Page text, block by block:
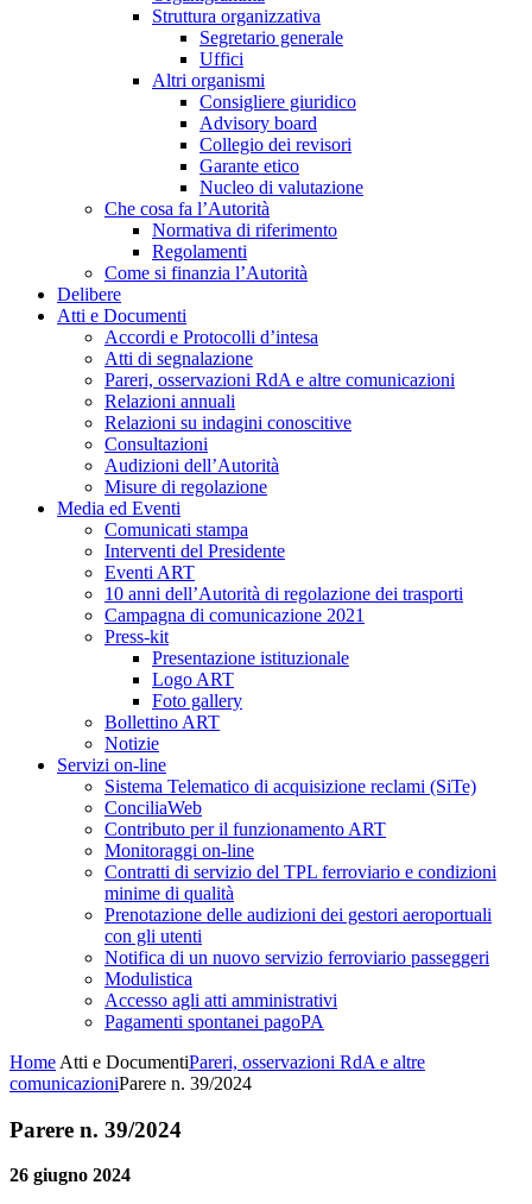
Struttura organizzativa
Segretario generale
Uffici
Altri organismi
Consigliere giuridico
Advisory board
Collegio dei revisori
Garante etico
Nucleo di valutazione
Che cosa fa l’Autorità
Normativa di riferimento
Regolamenti
Come si finanzia l’Autorità
Delibere
Atti e Documenti
Accordi e Protocolli d’intesa
Atti di segnalazione
Pareri, osservazioni RdA e altre comunicazioni
Relazioni annuali
Relazioni su indagini conoscitive
Consultazioni
Audizioni dell’Autorità
Misure di regolazione
Media ed Eventi
Comunicati stampa
Interventi del Presidente
Eventi ART
10 anni dell’Autorità di regolazione dei trasporti
Campagna di comunicazione 2021
Press-kit
Presentazione istituzionale
Logo ART
Foto gallery
Bollettino ART
Notizie
Servizi on-line
Sistema Telematico di acquisizione reclami (SiTe)
ConciliaWeb
Contributo per il funzionamento ART
Monitoraggi on-line
Contratti di servizio del TPL ferroviario e condizioni
minime di qualità
Prenotazione delle audizioni dei gestori aeroportuali
con gli utenti
Notifica di un nuovo servizio ferroviario passeggeri
Modulistica
Accesso agli atti amministrativi
Pagamenti spontanei pagoPA
Home Atti e DocumentiPareri, osservazioni RdA e altre
comunicazioniParere n. 39/2024
Parere n. 39/2024
26 giugno 2024